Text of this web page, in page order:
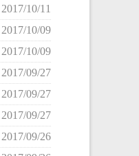
2017/10/11
2017/10/09
2017/10/09
2017/09/27
2017/09/27
2017/09/27
2017/09/26